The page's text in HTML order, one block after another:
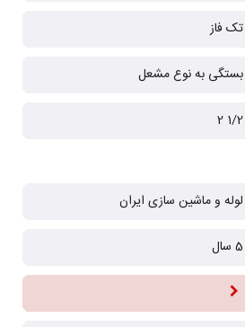
تک فاز
بستگی به نوع مشعل
1/2 2
لوله و ماشین سازی ایران
5 سال